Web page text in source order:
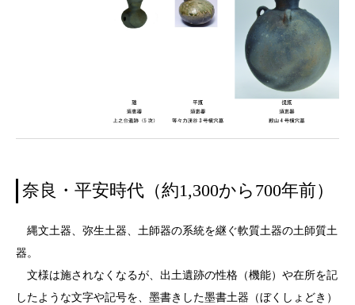
奈良・平安時代（約1,300から700年前）
縄文土器、弥生土器、土師器の系統を継ぐ軟質土器の土師質土
器。
文様は施されなくなるが、出土遺跡の性格（機能）や在所を記
したような文字や記号を、墨書きした墨書土器（ぼくしょどき）